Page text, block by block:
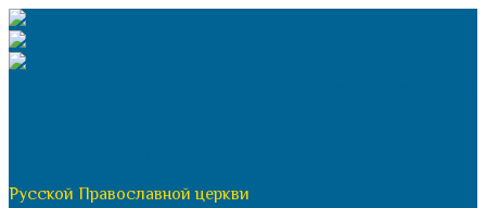
Перейти
к
содержимому
Русской Православной церкви